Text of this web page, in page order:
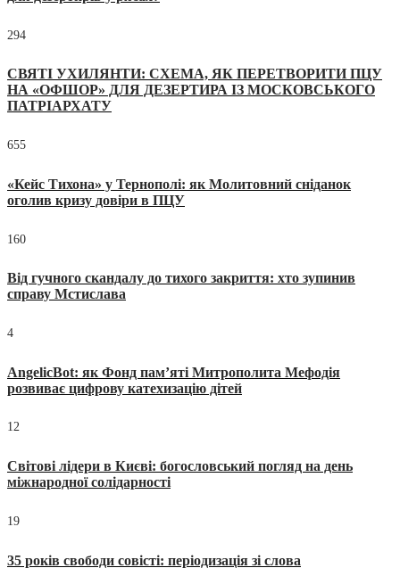
294
СВЯТІ УХИЛЯНТИ: СХЕМА, ЯК ПЕРЕТВОРИТИ ПЦУ
НА «ОФШОР» ДЛЯ ДЕЗЕРТИРА ІЗ МОСКОВСЬКОГО
ПАТРІАРХАТУ
655
«Кейс Тихона» у Тернополі: як Молитовний сніданок
оголив кризу довіри в ПЦУ
160
Від гучного скандалу до тихого закриття: хто зупинив
справу Мстислава
4
AngelicBot: як Фонд пам’яті Митрополита Мефодія
розвиває цифрову катехизацію дітей
12
Світові лідери в Києві: богословський погляд на день
міжнародної солідарності
19
35 років свободи совісті: періодизація зі слова